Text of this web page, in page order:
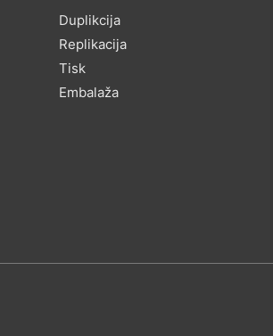
Duplikcija
Replikacija
Tisk
Embalaža